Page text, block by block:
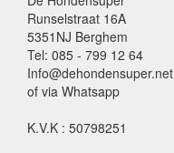
Runselstraat 16A
5351NJ Berghem
Tel: 085 - 799 12 64
Info@dehondensuper.net
of via Whatsapp
K.V.K : 50798251